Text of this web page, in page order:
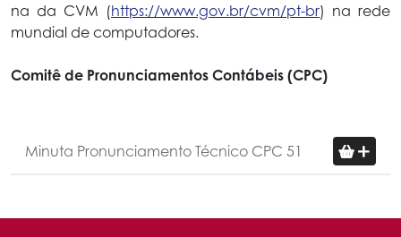
na da CVM (https://www.gov.br/cvm/pt-br) na rede
mundial de computadores.
Comitê de Pronunciamentos Contábeis (CPC)
Minuta Pronunciamento Técnico CPC 51